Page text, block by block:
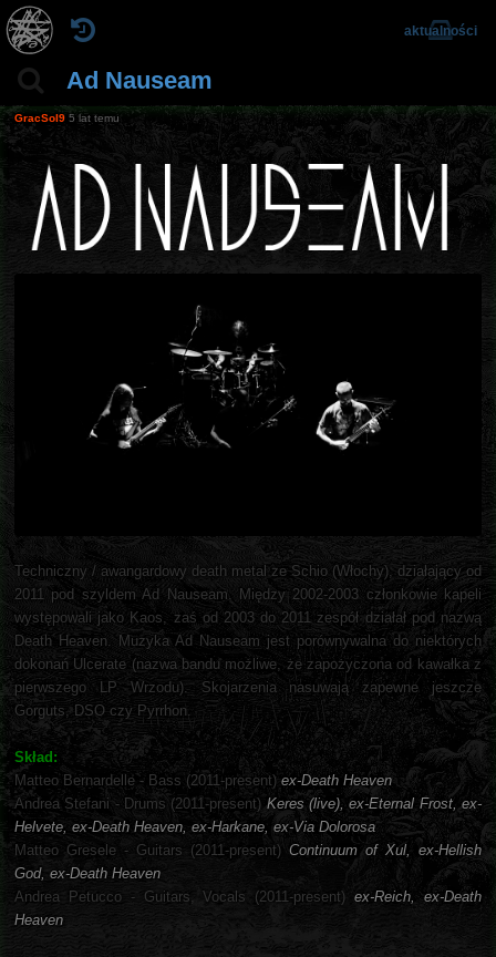
Ad Nauseam
aktualności
GracSol9 5 lat temu
Techniczny / awangardowy death metal ze Schio (Włochy), działający od
2011 pod szyldem Ad Nauseam. Między 2002-2003 członkowie kapeli
występowali jako Kaos, zaś od 2003 do 2011 zespół działał pod nazwą
Death Heaven. Muzyka Ad Nauseam jest porównywalna do niektórych
dokonań Ulcerate (nazwa bandu możliwe, że zapożyczona od kawałka z
pierwszego LP Wrzodu). Skojarzenia nasuwają zapewne jeszcze
Gorguts, DSO czy Pyrrhon.
Skład:
Matteo Bernardelle - Bass (2011-present) ex-Death Heaven
Andrea Stefani - Drums (2011-present) Keres (live), ex-Eternal Frost, ex-
Helvete, ex-Death Heaven, ex-Harkane, ex-Via Dolorosa
Matteo Gresele - Guitars (2011-present) Continuum of Xul, ex-Hellish
God, ex-Death Heaven
Andrea Petucco - Guitars, Vocals (2011-present)ex-Reich, ex-Death
Heaven